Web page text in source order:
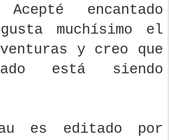
encantado
muchísimo el
y creo que
está siendo
es editado por